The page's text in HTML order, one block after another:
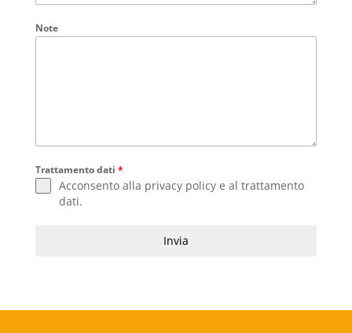
Note
Trattamento dati *
Acconsento alla privacy policye al trattamento
dati.
Invia